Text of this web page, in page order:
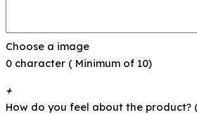
Choose a image
0 character ( Minimum of 10)
+
How do you feel about the product?